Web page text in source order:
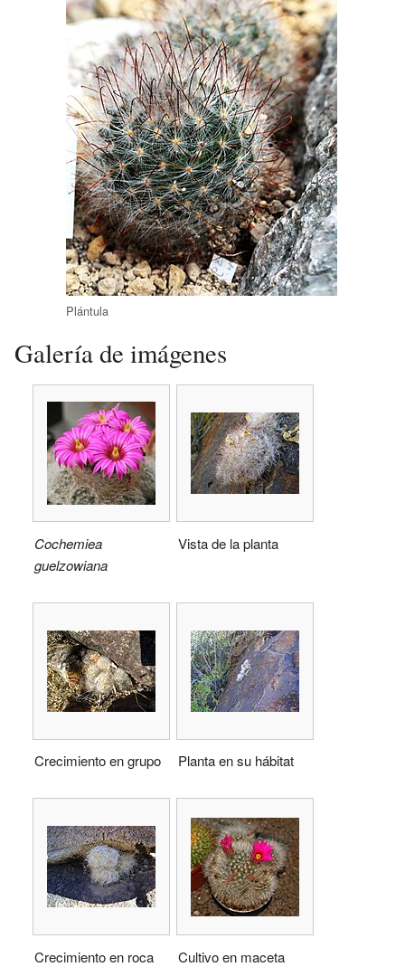
Plántula
Galería de imágenes
Cochemiea
guelzowiana
Vista de la planta
Crecimiento en grupo Planta en su hábitat
Crecimiento en roca Cultivo en maceta